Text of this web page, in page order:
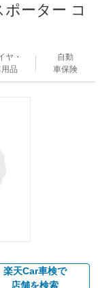
ーター コ
ヤ・
品
自動
車保険
楽天Car車検で
店舗を検索